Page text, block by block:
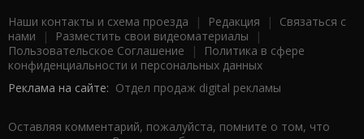
Наши контакты и схема проезда | Редакция | Связаться с
нами | Разместить свои видеоматериалы |
Пользовательское Соглашение |
Политика в сфере
конфиденциальности и персональных данных
Реклама на сайте: Отдел продаж digital рекламы
Оставляя комментарий, пожалуйста, помните о том, что